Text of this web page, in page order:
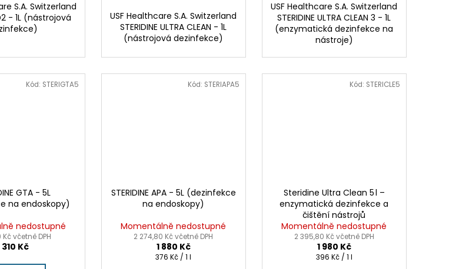
S.A. Switzerland
- 1L (nástrojová
USF Healthcare S.A. Switzerland
STERIDINE ULTRA CLEAN - 1L
(nástrojová dezinfekce)
USF Healthcare S.A. Switzerland
STERIDINE ULTRA CLEAN 3 - 1L
(enzymatická dezinfekce na
nástroje)
GTA - 5L
na endoskopy)
nedostupné
Kč včetně DPH
310 Kč
Kód: STERIGTA5
STERIDINE APA - 5L (dezinfekce
na endoskopy)
Momentálně nedostupné
2 274,80 Kč včetně DPH
1 880 Kč
Měrná
376 Kč / 1 l
Kód: STERIAPA5
Steridine Ultra Clean 5 l –
enzymatická dezinfekce a
čištění nástrojů
Momentálně nedostupné
2 395,80 Kč včetně DPH
1 980 Kč
Měrná
396 Kč / 1 l
Kód: STERICLE5